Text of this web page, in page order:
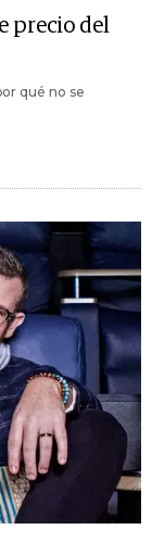
precio del
qué no se